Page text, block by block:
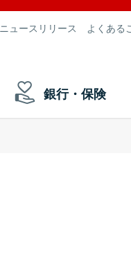
ニュースリリース よくある
銀行・保険